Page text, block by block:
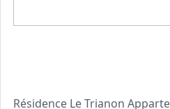
Résidence Le Trianon